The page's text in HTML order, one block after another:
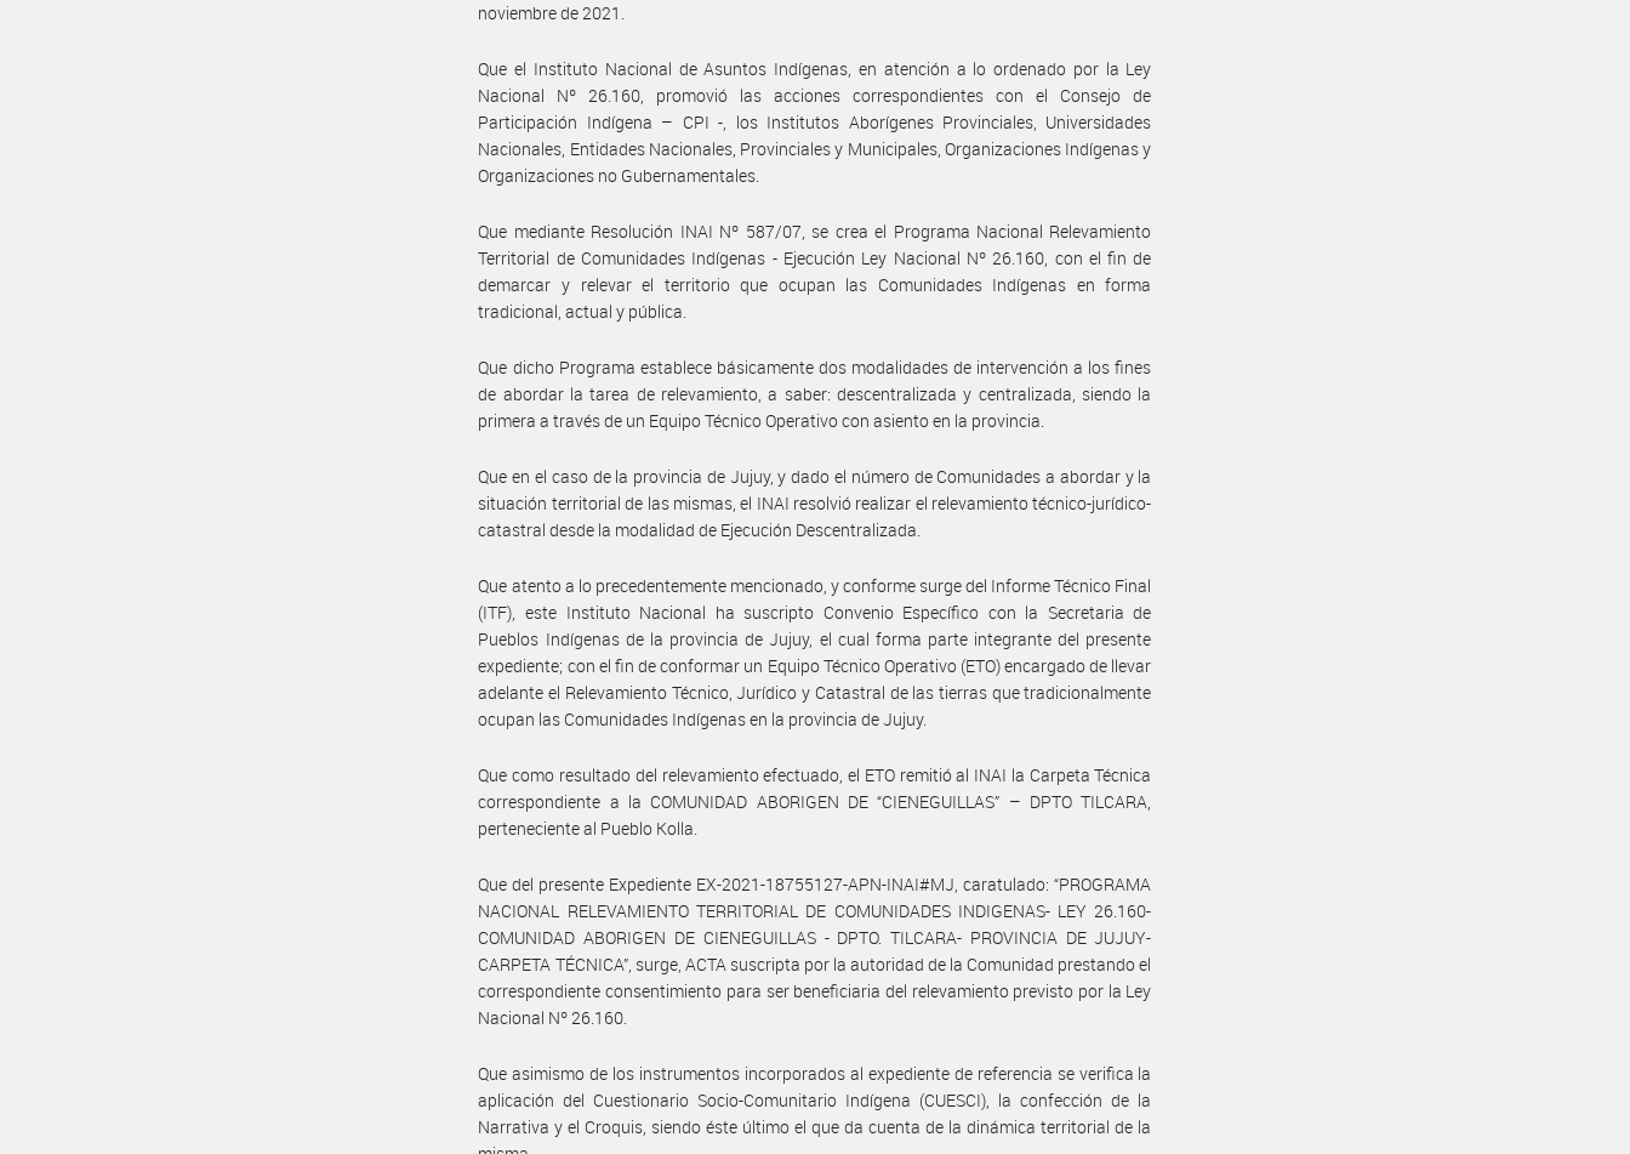
noviembre de 2021.
Que el Instituto Nacional de Asuntos Indígenas, en atención a lo ordenado por la Ley
Nacional Nº 26.160, promovió las acciones correspondientes con el Consejo de
Participación Indígena – CPI -, los Institutos Aborígenes Provinciales, Universidades
Nacionales, Entidades Nacionales, Provinciales y Municipales, Organizaciones Indígenas y
Organizaciones no Gubernamentales.
Que mediante Resolución INAI Nº 587/07, se crea el Programa Nacional Relevamiento
Territorial de Comunidades Indígenas - Ejecución Ley Nacional Nº 26.160, con el fin de
demarcar y relevar el territorio que ocupan las Comunidades Indígenas en forma
tradicional, actual y pública.
Que dicho Programa establece básicamente dos modalidades de intervención a los fines
de abordar la tarea de relevamiento, a saber: descentralizada y centralizada, siendo la
primera a través de un Equipo Técnico Operativo con asiento en la provincia.
Que en el caso de la provincia de Jujuy, y dado el número de Comunidades a abordar y la
situación territorial de las mismas, el INAI resolvió realizar el relevamiento técnico-jurídico-
catastral desde la modalidad de Ejecución Descentralizada.
Que atento a lo precedentemente mencionado, y conforme surge del Informe Técnico Final
(ITF), este Instituto Nacional ha suscripto Convenio Específico con la Secretaria de
Pueblos Indígenas de la provincia de Jujuy, el cual forma parte integrante del presente
expediente; con el fin de conformar un Equipo Técnico Operativo (ETO) encargado de llevar
adelante el Relevamiento Técnico, Jurídico y Catastral de las tierras que tradicionalmente
ocupan las Comunidades Indígenas en la provincia de Jujuy.
Que como resultado del relevamiento efectuado, el ETO remitió al INAI la Carpeta Técnica
correspondiente a la COMUNIDAD ABORIGEN DE “CIENEGUILLAS” – DPTO TILCARA,
perteneciente al Pueblo Kolla.
Que del presente Expediente EX-2021-18755127-APN-INAI#MJ, caratulado: “PROGRAMA
NACIONAL RELEVAMIENTO TERRITORIAL DE COMUNIDADES INDIGENAS- LEY 26.160-
COMUNIDAD ABORIGEN DE CIENEGUILLAS - DPTO. TILCARA- PROVINCIA DE JUJUY-
CARPETA TÉCNICA”, surge, ACTA suscripta por la autoridad de la Comunidad prestando el
correspondiente consentimiento para ser beneficiaria del relevamiento previsto por la Ley
Nacional Nº 26.160.
Que asimismo de los instrumentos incorporados al expediente de referencia se verifica la
aplicación del Cuestionario Socio-Comunitario Indígena (CUESCI), la confección de la
Narrativa y el Croquis, siendo éste último el que da cuenta de la dinámica territorial de la